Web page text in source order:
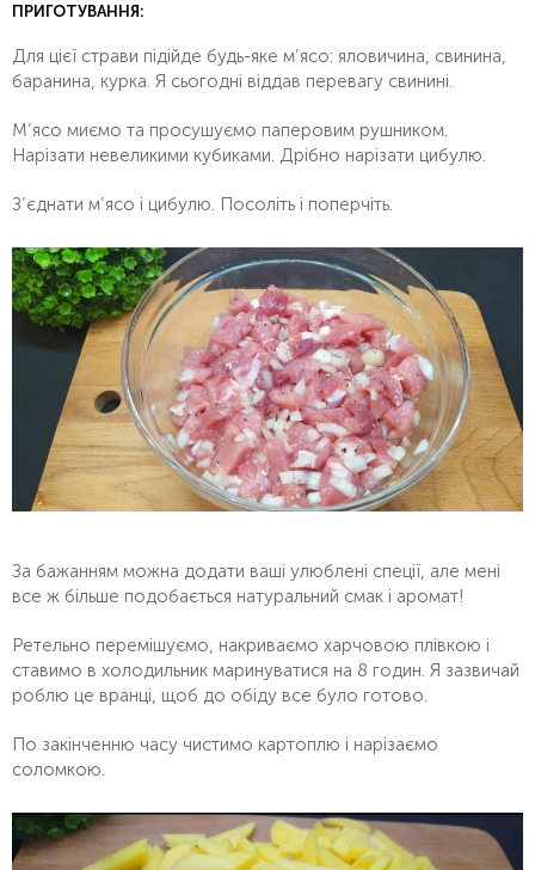
ПРИГОТУВАННЯ:
Для цієї страви підійде будь-яке м’ясо: яловичина, свинина,
баранина, курка. Я сьогодні віддав перевагу свинині.
М’ясо миємо та просушуємо паперовим рушником.
Нарізати невеликими кубиками. Дрібно нарізати цибулю.
З’єднати м’ясо і цибулю. Посоліть і поперчіть.
За бажанням можна додати ваші улюблені спеції, але мені
все ж більше подобається натуральний смак і аромат!
Ретельно перемішуємо, накриваємо харчовою плівкою і
ставимо в холодильник маринуватися на 8 годин. Я зазвичай
роблю це вранці, щоб до обіду все було готово.
По закінченню часу чистимо картоплю і нарізаємо
соломкою.